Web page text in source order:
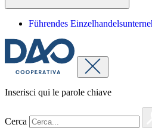
Führendes
Inserisci qui le parole chiave
Cerca